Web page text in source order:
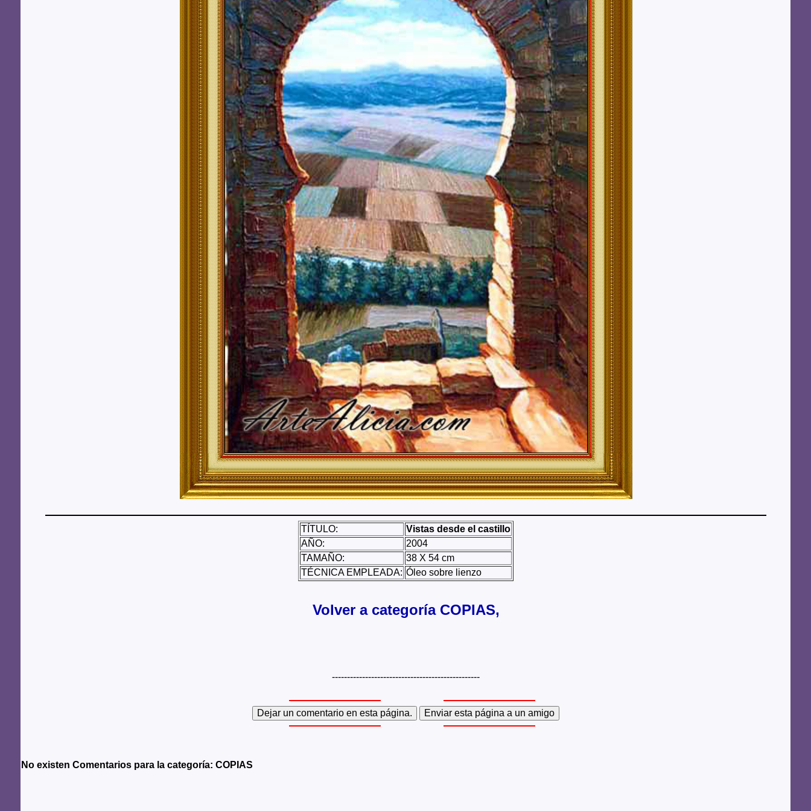
TÍTULO:
Vistas desde el castillo
AÑO:
2004
TAMAÑO:
38 X 54 cm
TÉCNICA EMPLEADA: Óleo sobre lienzo
Volver a categoría COPIAS,
-------------------------------------------------
No existen Comentarios para la categoría: COPIAS